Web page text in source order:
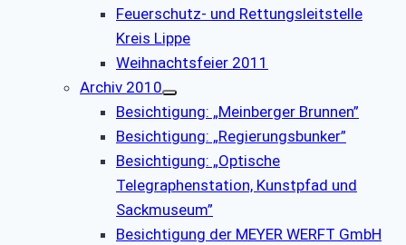
Feuerschutz- und Rettungsleitstelle
Kreis Lippe
Weihnachtsfeier 2011
Archiv 2010
Besichtigung: „Meinberger Brunnen”
Besichtigung: „Regierungsbunker”
Besichtigung: „Optische
Telegraphenstation, Kunstpfad und
Sackmuseum”
Besichtigung der MEYER WERFT GmbH